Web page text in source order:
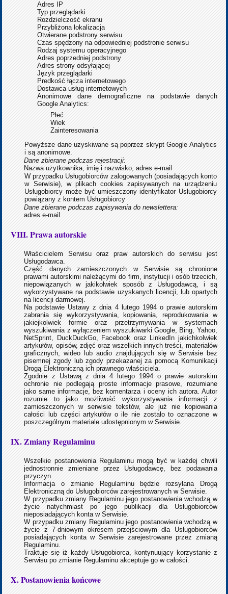
Adres IP
Typ przeglądarki
Rozdzielczość ekranu
Przybliżona lokalizacja
Otwierane podstrony serwisu
Czas spędzony na odpowiedniej podstronie serwisu
Rodzaj systemu operacyjnego
Adres poprzedniej podstrony
Adres strony odsyłającej
Język przeglądarki
Predkość łącza internetowego
Dostawca usług internetowych
Anonimowe dane demograficzne na podstawie danych
Google Analytics:
Płeć
Wiek
Zainteresowania
Powyższe dane uzyskiwane są poprzez skrypt Google Analytics
i są anonimowe.
Dane zbierane podczas rejestracji:
Nazwa użytkownika, imię i nazwisko, adres e-mail
W przypadku Usługobiorców zalogowanych (posiadających konto
w Serwisie), w plikach cookies zapisywanych na urządzeniu
Usługobiorcy może być umieszczony identyfikator Usługobiorcy
powiązany z kontem Usługobiorcy
Dane zbierane podczas zapisywania do newslettera:
adres e-mail
VIII. Prawa autorskie
Właścicielem Serwisu oraz praw autorskich do serwisu jest
Usługodawca.
Część danych zamieszczonych w Serwisie są chronione
prawami autorskimi należącymi do firm, instytucji i osób trzecich,
niepowiązanych w jakikolwiek sposób z Usługodawcą, i są
wykorzystywane na podstawie uzyskanych licencji, lub opartych
na licencji darmowej.
Na podstawie Ustawy z dnia 4 lutego 1994 o prawie autorskim
zabrania się wykorzystywania, kopiowania, reprodukowania w
jakiejkolwiek formie oraz przetrzymywania w systemach
wyszukiwania z wyłączeniem wyszukiwarki Google, Bing, Yahoo,
NetSprint, DuckDuckGo, Facebook oraz LinkedIn jakichkolwiek
artykułów, opisów, zdjęć oraz wszelkich innych treści, materiałów
graficznych, wideo lub audio znajdujących się w Serwisie bez
pisemnej zgody lub zgody przekazanej za pomocą Komunikacji
Drogą Elektroniczną ich prawnego właściciela.
Zgodnie z Ustawą z dnia 4 lutego 1994 o prawie autorskim
ochronie nie podlegają proste informacje prasowe, rozumiane
jako same informacje, bez komentarza i oceny ich autora. Autor
rozumie to jako możliwość wykorzystywania informacji z
zamieszczonych w serwisie tekstów, ale już nie kopiowania
całości lub części artykułów o ile nie zostało to oznaczone w
poszczególnym materiale udostępnionym w Serwisie.
IX. Zmiany Regulaminu
Wszelkie postanowienia Regulaminu mogą być w każdej chwili
jednostronnie zmieniane przez Usługodawcę, bez podawania
przyczyn.
Informacja o zmianie Regulaminu będzie rozsyłana Drogą
Elektroniczną do Usługobiorców zarejestrowanych w Serwisie.
W przypadku zmiany Regulaminu jego postanowienia wchodzą w
życie natychmiast po jego publikacji dla Usługobiorców
nieposiadających konta w Serwisie.
W przypadku zmiany Regulaminu jego postanowienia wchodzą w
życie z 7-dniowym okresem przejściowym dla Usługobiorców
posiadających konta w Serwisie zarejestrowane przez zmianą
Regulaminu.
Traktuje się iż każdy Usługobiorca, kontynuujący korzystanie z
Serwisu po zmianie Regulaminu akceptuje go w całości.
X. Postanowienia końcowe